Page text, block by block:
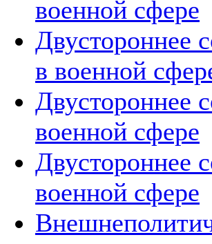
военной сфере
Двустороннее
в военной
Двустороннее
военной сфере
Двустороннее
военной сфере